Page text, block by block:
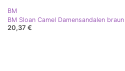
BM
BM Sloan Camel Damensandalen braun
20,37 €